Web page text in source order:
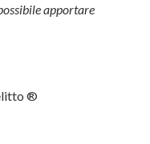
apportare
®